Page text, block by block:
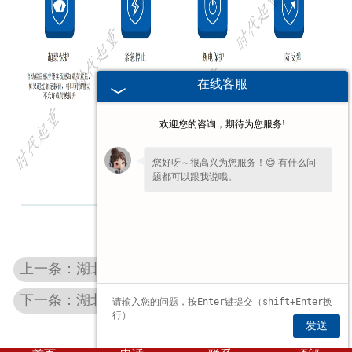
上一条：湖北墙壁悬臂式工字钢起重机
下一条：湖北钢丝绳款智能提升机
在线客服
欢迎您的咨询，期待为您服务!
您好呀～很高兴为您服务！😊 有什么问
题都可以跟我说哦。
发送